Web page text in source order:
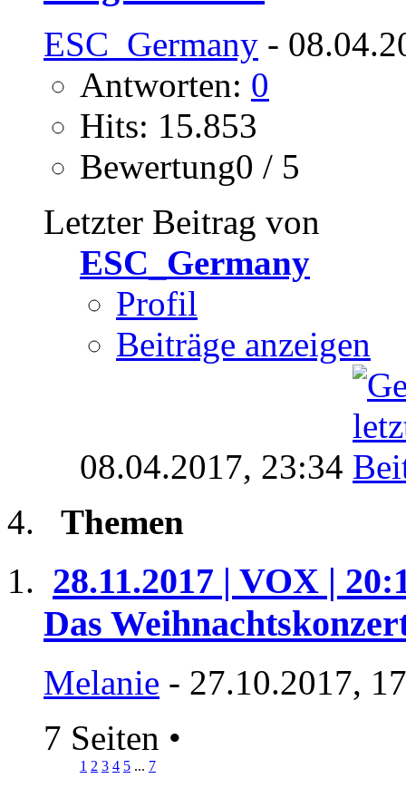
ESC_Germany -
Antworten: 0
Hits: 15.853
Bewertung0 / 5
Letzter Beitrag von
ESC_Germany
Profil
Beiträge anzeigen
08.04.2017, 23:34
Themen
28.11.2017 | VOX |
Das
Melanie - 27.10.2017,
7 Seiten •
1 2 3 4 5 ... 7